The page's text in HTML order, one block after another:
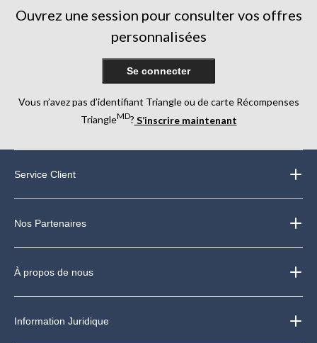
Ouvrez une session pour consulter vos offres
personnalisées
Se connecter
Vous n’avez pas d’identifiant Triangle ou de carte Récompenses
TriangleMD? S’inscrire maintenant
Service Client
Nos Partenaires
À propos de nous
Information Juridique